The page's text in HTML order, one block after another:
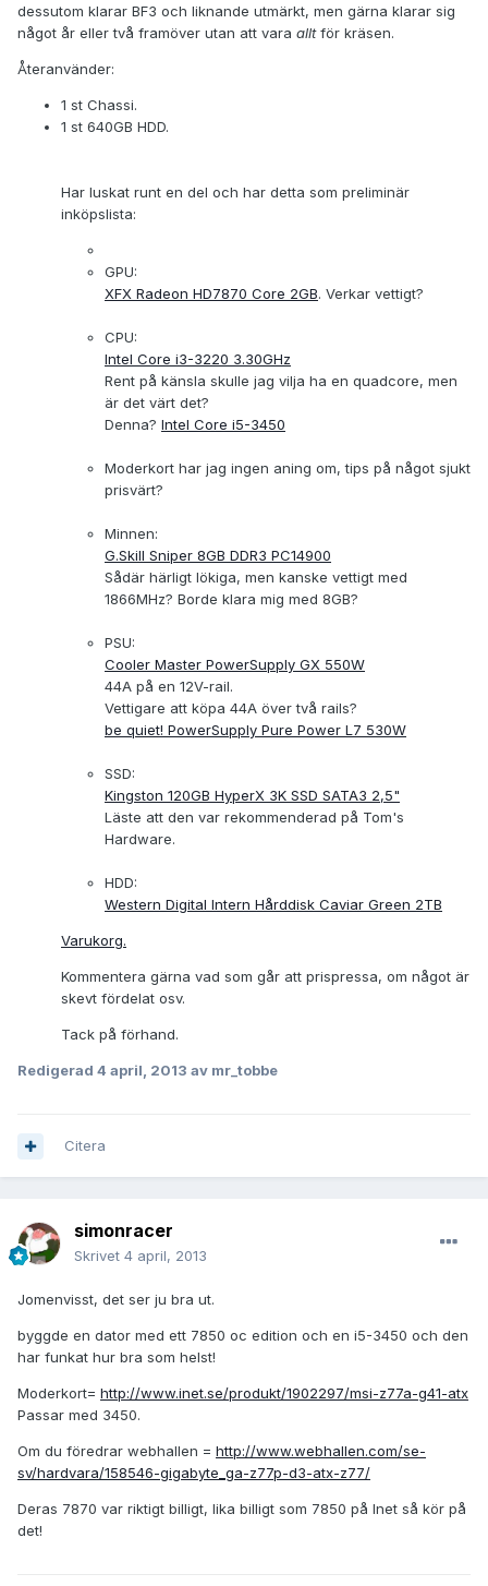
dessutom klarar BF3 och liknande utmärkt, men gärna klarar sig
något år eller två framöver utan att vara alltför kräsen.
Återanvänder:
1 st Chassi.
1 st 640GB HDD.
Har luskat runt en del och har detta som preliminär
inköpslista:
GPU:
XFX Radeon HD7870 Core 2GB. Verkar vettigt?
CPU:
Intel Core i3-3220 3.30GHz
Rent på känsla skulle jag vilja ha en quadcore, men
är det värt det?
Denna? Intel Core i5-3450
Moderkort har jag ingen aning om, tips på något sjukt
prisvärt?
Minnen:
G.Skill Sniper 8GB DDR3 PC14900
Sådär härligt lökiga, men kanske vettigt med
1866MHz? Borde klara mig med 8GB?
PSU:
Cooler Master PowerSupply GX 550W
44A på en 12V-rail.
Vettigare att köpa 44A över två rails?
be quiet! PowerSupply Pure Power L7 530W
SSD:
Kingston 120GB HyperX 3K SSD SATA3 2,5"
Läste att den var rekommenderad på Tom's
Hardware.
HDD:
Western Digital Intern Hårddisk Caviar Green 2TB
Varukorg.
Kommentera gärna vad som går att prispressa, om något är
skevt fördelat osv.
Tack på förhand.
Redigerad 4 april, 2013 av mr_tobbe
Citera
simonracer
Skrivet 4 april, 2013
Jomenvisst, det ser ju bra ut.
byggde en dator med ett 7850 oc edition och en i5-3450 och den
har funkat hur bra som helst!
Moderkort= http://www.inet.se/produkt/1902297/msi-z77a-g41-atx
Passar med 3450.
Om du föredrar webhallen = http://www.webhallen.com/se-
sv/hardvara/158546-gigabyte_ga-z77p-d3-atx-z77/
Deras 7870 var riktigt billigt, lika billigt som 7850 på Inet så kör på
det!